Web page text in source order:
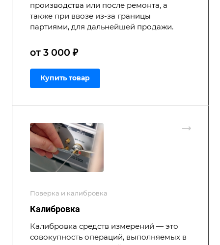
производства или после ремонта, а
также при ввозе из-за границы
партиями, для дальнейшей продажи.
от 3 000 ₽
Купить товар
Поверка и калибровка
Калибровка
Калибровка средств измерений — это
совокупность операций, выполняемых в